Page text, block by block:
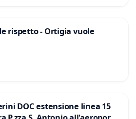
rispetto - Ortigia vuole
DOC estensione linea 15